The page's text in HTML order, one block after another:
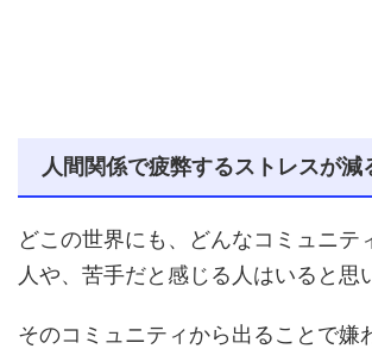
人間関係で疲弊するストレスが減
どこの世界にも、どんなコミュニテ
人や、苦手だと感じる人はいると思
そのコミュニティから出ることで嫌